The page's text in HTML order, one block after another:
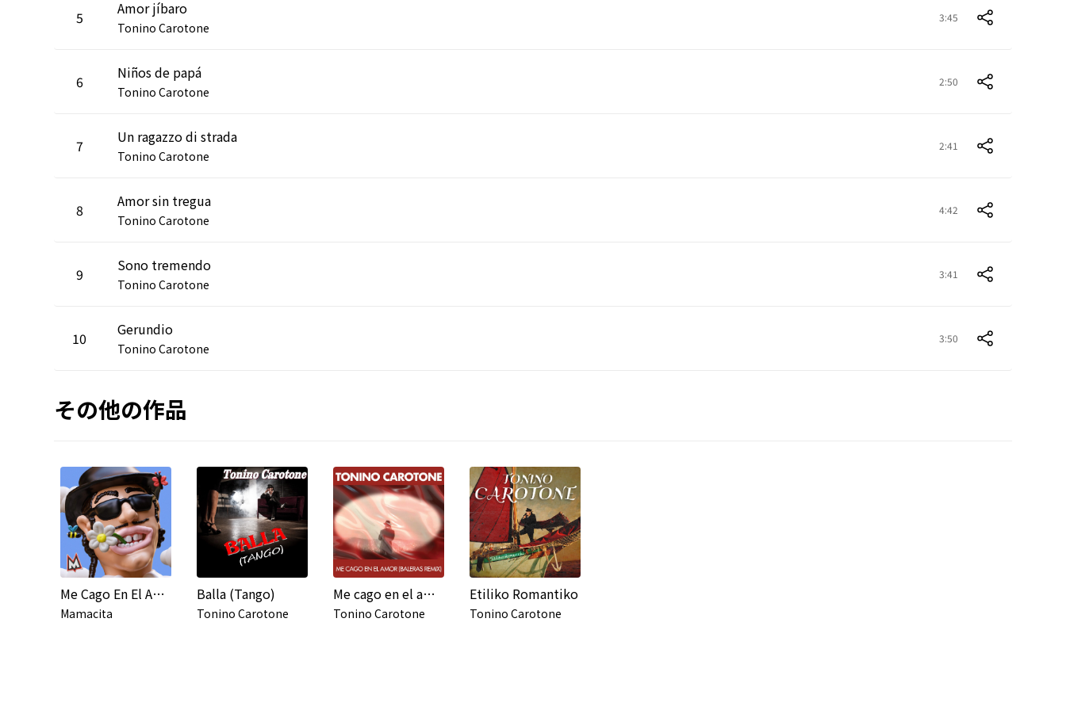
5 Amor jíbaro
Tonino Carotone
3:45
6 Niños de papá
Tonino Carotone
2:50
7 Un ragazzo di strada
Tonino Carotone
2:41
8 Amor sin tregua
Tonino Carotone
4:42
9 Sono tremendo
Tonino Carotone
3:41
10 Gerundio
Tonino Carotone
3:50
その他の作品
Me Cago En El Amor (Merengue Remix)
Mamacita
Balla (Tango)
Tonino Carotone
Me cago en el amor (Baleras Remix)
Tonino Carotone
Etiliko Romantiko
Tonino Carotone